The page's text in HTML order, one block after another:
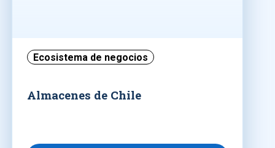
Ecosistema de negocios
Almacenes de Chile